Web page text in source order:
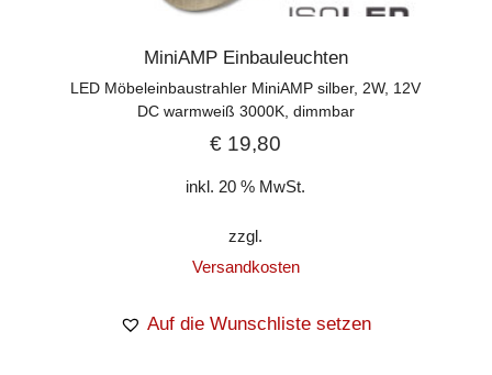
MiniAMP Einbauleuchten
LED Möbeleinbaustrahler MiniAMP silber, 2W, 12V
DC warmweiß 3000K, dimmbar
€ 19,80
inkl. 20 % MwSt.
zzgl.
Versandkosten
Auf die Wunschliste setzen